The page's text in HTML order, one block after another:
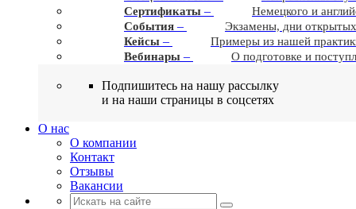
Сертификаты –
Немецкого и
События –
Экзамены, дни
Кейсы –
Примеры из нашей
Вебинары – О подготовке и
Подпишитесь на нашу рассылку
и на наши страницы в соцсетях
О нас
О компании
Контакт
Отзывы
Вакансии